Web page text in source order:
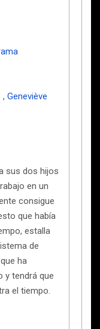
, Geneviève
sus dos hijos
en un
consigue
que había
estalla
de
ha
y tendrá que
el tiempo.